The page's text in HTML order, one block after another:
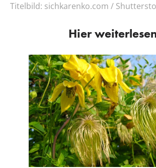
Titelbild: sichkarenko.com /
Hier